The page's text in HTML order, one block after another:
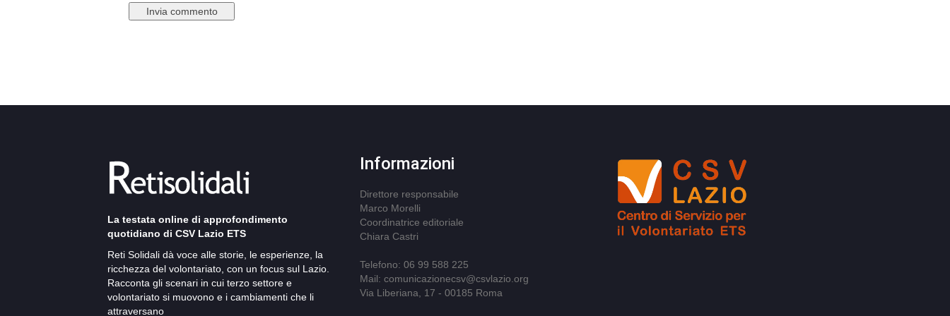
La testata online di approfondimento
quotidiano di CSV Lazio ETS
Reti Solidali dà voce alle storie, le esperienze, la
ricchezza del volontariato, con un focus sul Lazio.
Racconta gli scenari in cui terzo settore e
volontariato si muovono e i cambiamenti che li
attraversano
Informazioni
Direttore responsabile
Marco Morelli
Coordinatrice editoriale
Chiara Castri
Telefono: 06 99 588 225
Mail: comunicazionecsv@csvlazio.org
Via Liberiana, 17 - 00185 Roma